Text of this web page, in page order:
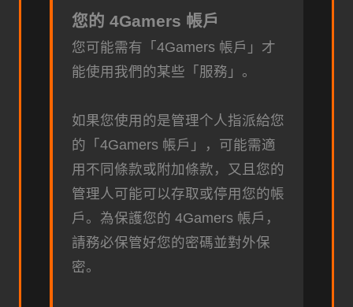
您的 4Gamers 帳戶
您可能需有「4Gamers 帳戶」才
能使用我們的某些「服務」。
如果您使用的是管理个人指派給您
的「4Gamers 帳戶」，可能需適
用不同條款或附加條款，又且您的
管理人可能可以存取或停用您的帳
戶。為保護您的 4Gamers 帳戶，
請務必保管好您的密碼並對外保
密。